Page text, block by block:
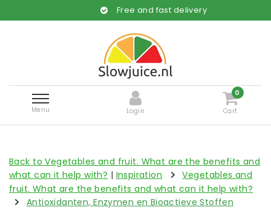
Free and fast delivery
Menu Login
0
Cart
Back to Vegetables and fruit. What are the benefits and
what can it help with? | Inspiration
Vegetables and
fruit. What are the benefits and what can it help with?
Antioxidanten, Enzymen en Bioactieve Stoffen